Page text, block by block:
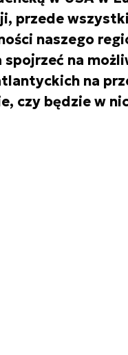
przede
naszego
spojrzeć na
na
czy będzie w